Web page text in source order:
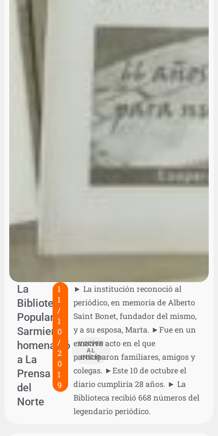
La
Biblioteca
Popular
Sarmiento
homenajeó
a La
Prensa
del
Norte
1
1
/
1
0
/
2
0
1
9
VOLVER
AL
INICIO
► La institución reconoció al
periódico, en memoria de Alberto
Saint Bonet, fundador del mismo,
y a su esposa, Marta. ►Fue en un
emotivo acto en el que
participaron familiares, amigos y
colegas. ►Este 10 de octubre el
diario cumpliría 28 años. ► La
Biblioteca recibió 668 números del
legendario periódico.